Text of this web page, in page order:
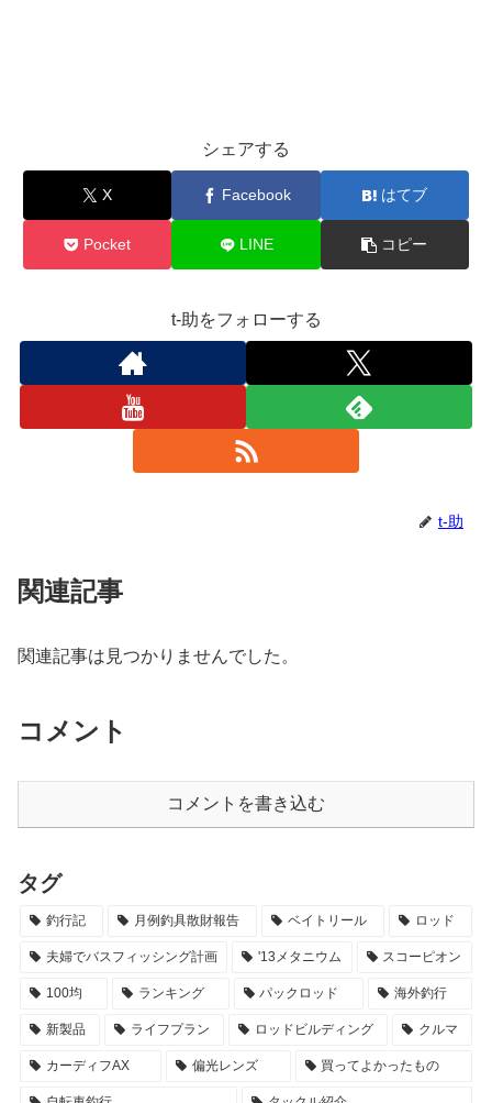
シェアする
X Facebook はてブ
Pocket LINE コピー
t-助をフォローする
t-助
関連記事
関連記事は見つかりませんでした。
コメント
コメントを書き込む
タグ
釣行記 月例釣具散財報告 ベイトリール ロッド
夫婦でバスフィッシング計画 '13メタニウム スコーピオン
100均 ランキング パックロッド 海外釣行
新製品 ライフプラン ロッドビルディング クルマ
カーディフAX 偏光レンズ 買ってよかったもの